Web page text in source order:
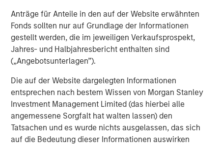
Anträge für Anteile in den auf der Website erwähnten
Fonds sollten nur auf Grundlage der Informationen
gestellt werden, die im jeweiligen Verkaufsprospekt,
Jahres- und Halbjahresbericht enthalten sind
(„Angebotsunterlagen”).
Die auf der Website dargelegten Informationen
entsprechen nach bestem Wissen von Morgan Stanley
Investment Management Limited (das hierbei alle
angemessene Sorgfalt hat walten lassen) den
Tatsachen und es wurde nichts ausgelassen, das sich
auf die Bedeutung dieser Informationen auswirken
For illustrative purposes only.